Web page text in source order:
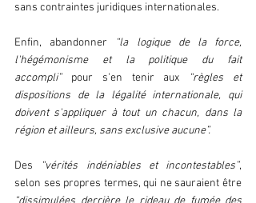
sans contraintes juridiques internationales.
Enfin, abandonner
“la logique de la force,
l'hégémonisme et la politique du fait
accompli” pour s'en tenir aux
“règles et
dispositions de la légalité internationale, qui
doivent s'appliquer à tout un chacun, dans la
région et ailleurs, sans exclusive aucune”.
Des “vérités indéniables et incontestables”,